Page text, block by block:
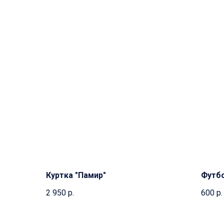
Куртка "Памир"
2 950 р.
600 р.